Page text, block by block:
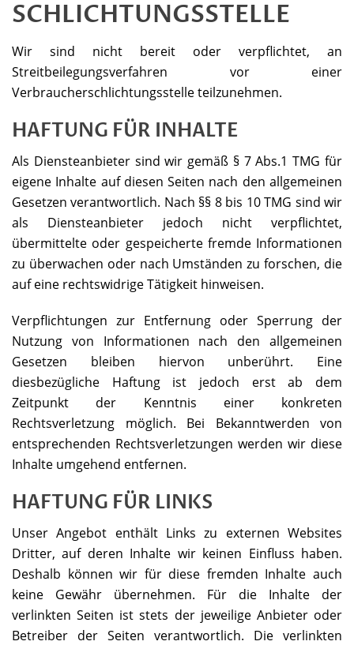
SCHLICHTUNGS­STELLE
Wir sind nicht bereit oder verpflichtet, an
Streitbeilegungsverfahren vor einer
Verbraucherschlichtungsstelle teilzunehmen.
HAFTUNG FÜR INHALTE
Als Diensteanbieter sind wir gemäß § 7 Abs.1 TMG für
eigene Inhalte auf diesen Seiten nach den allgemeinen
Gesetzen verantwortlich. Nach §§ 8 bis 10 TMG sind wir
als Diensteanbieter jedoch nicht verpflichtet,
übermittelte oder gespeicherte fremde Informationen
zu überwachen oder nach Umständen zu forschen, die
auf eine rechtswidrige Tätigkeit hinweisen.
Verpflichtungen zur Entfernung oder Sperrung der
Nutzung von Informationen nach den allgemeinen
Gesetzen bleiben hiervon unberührt. Eine
diesbezügliche Haftung ist jedoch erst ab dem
Zeitpunkt der Kenntnis einer konkreten
Rechtsverletzung möglich. Bei Bekanntwerden von
entsprechenden Rechtsverletzungen werden wir diese
Inhalte umgehend entfernen.
HAFTUNG FÜR LINKS
Unser Angebot enthält Links zu externen Websites
Dritter, auf deren Inhalte wir keinen Einfluss haben.
Deshalb können wir für diese fremden Inhalte auch
keine Gewähr übernehmen. Für die Inhalte der
verlinkten Seiten ist stets der jeweilige Anbieter oder
Betreiber der Seiten verantwortlich. Die verlinkten